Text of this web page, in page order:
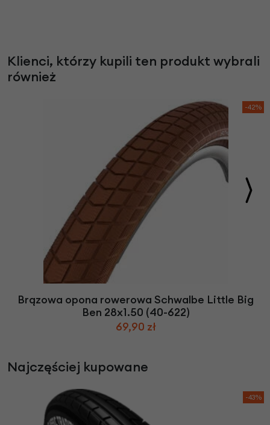
Klienci, którzy kupili ten produkt wybrali
również
-42%
Brązowa opona rowerowa Schwalbe Little Big
Ben 28x1.50 (40-622)
69,90 zł
Najczęściej kupowane
-43%